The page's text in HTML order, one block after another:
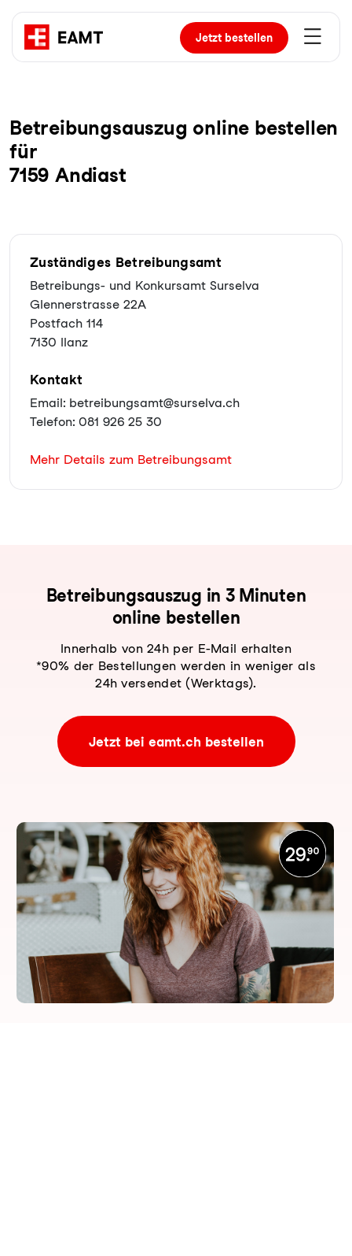
Jetztbestellen
Be­trei­bungs­aus­zug online bestellen
für
7159 Andiast
Zuständiges Betreibungsamt
Betreibungs- und Konkursamt Surselva
Glennerstrasse 22A
Postfach 114
7130 Ilanz
Kontakt
Email: betreibungsamt@surselva.ch
Telefon: 081 926 25 30
Mehr Details zum Betreibungsamt
Be­trei­bungs­aus­zug in 3 Minuten
online bestellen
Innerhalb von 24h per E-Mail erhalten
*90% der Bestellungen werden in weniger als
24h versendet (Werktags).
Jetzt bei eamt.ch bestellen